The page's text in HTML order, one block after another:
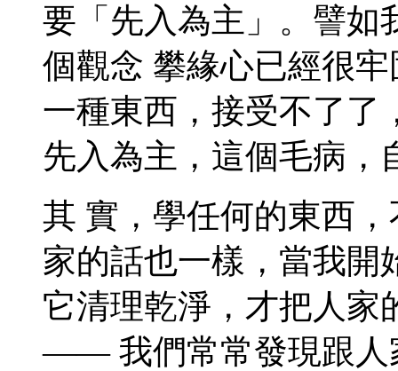
要「先入為主」。譬如
個觀念 攀緣心已經很
一種東西，接受不了了
先入為主，這個毛病，
其 實，學任何的東西
家的話也一樣，當我開
它清理乾淨，才把人家
—— 我們常常發現跟人